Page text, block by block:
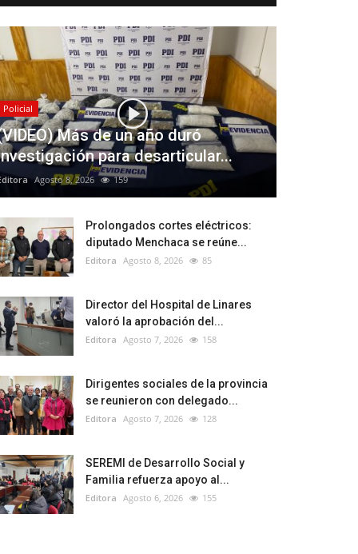
Policial
Más de un año duró
para desarticular...
Agosto 8, 2026 159
Prolongados cortes eléctricos:
diputado Menchaca se reúne...
Editora Agosto 8, 2026 85
Director del Hospital de Linares
valoró la aprobación del...
Editora Agosto 7, 2026 158
Dirigentes sociales de la provincia
se reunieron con delegado...
Editora Agosto 7, 2026 128
SEREMI de Desarrollo Social y
Familia refuerza apoyo al...
Editora Agosto 6, 2026 155